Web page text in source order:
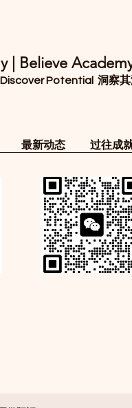
| Believe
Potential 洞察
最新动态 过往成